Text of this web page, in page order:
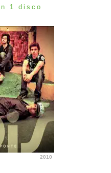
1 disco
2010